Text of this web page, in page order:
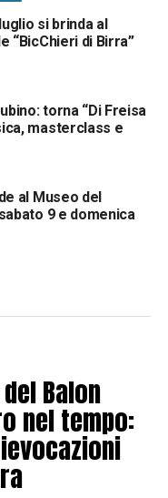
si brinda al
“BicChieri di Birra”
torna “Di Freisa
masterclass e
al Museo del
9 e domenica
Balon
nel tempo: